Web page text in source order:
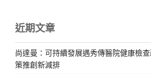
近期文章
尚達曼：可持續發展遇秀傳醫院健康檢
策推創新減排